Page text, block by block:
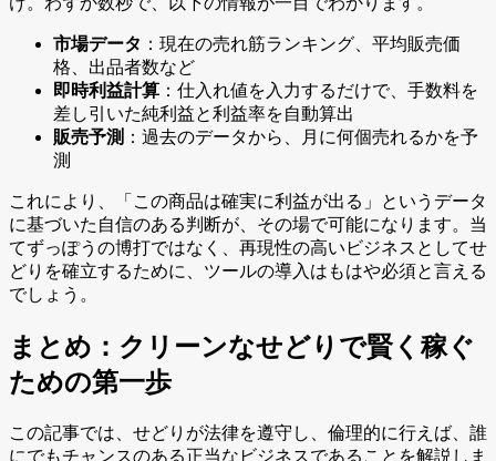
市場データ ：現在の売れ筋ランキング、平均販売価
格、出品者数など
即時利益計算 ：仕入れ値を入力するだけで、手数料を
差し引いた純利益と利益率を自動算出
販売予測 ：過去のデータから、月に何個売れるかを予
測
これにより、「この商品は確実に利益が出る」というデータ
に基づいた自信のある判断が、その場で可能になります。当
てずっぽうの博打ではなく、再現性の高いビジネスとしてせ
どりを確立するために、ツールの導入はもはや必須と言える
でしょう。
まとめ：クリーンなせどりで賢く稼ぐ
ための第一歩
この記事では、せどりが法律を遵守し、倫理的に行えば、誰
にでもチャンスのある正当なビジネスであることを解説しま